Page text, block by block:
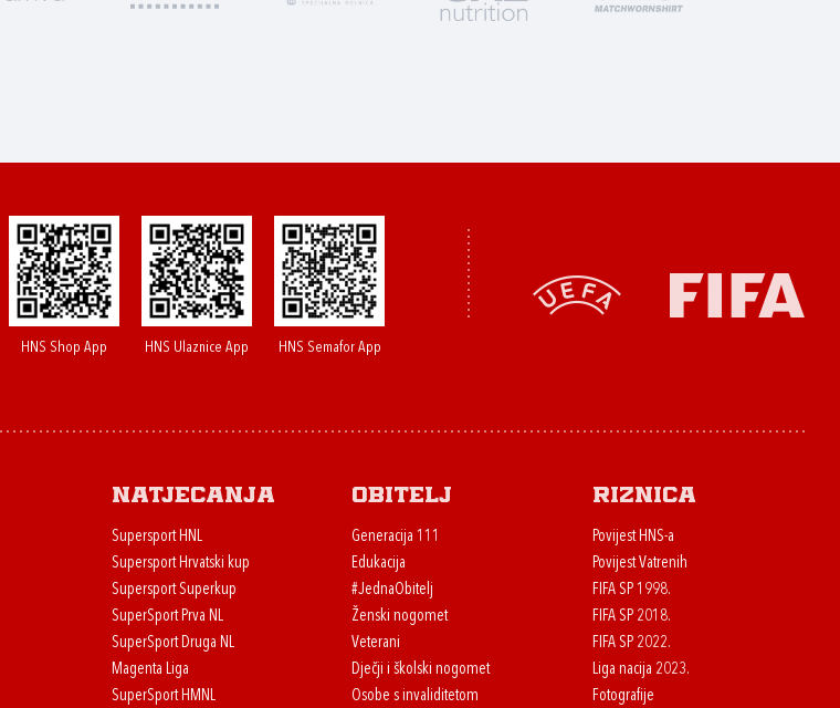
HNS Shop App HNS Ulaznice App HNS Semafor App
Natjecanja
Supersport HNL
Supersport Hrvatski kup
Supersport Superkup
SuperSport Prva NL
SuperSport Druga NL
Magenta Liga
SuperSport HMNL
Obitelj
Generacija 111
Edukacija
#JednaObitelj
Ženski nogomet
Veterani
Dječji i školski nogomet
Osobe s invaliditetom
Riznica
Povijest HNS-a
Povijest Vatrenih
FIFA SP 1998.
FIFA SP 2018.
FIFA SP 2022.
Liga nacija 2023.
Fotografije